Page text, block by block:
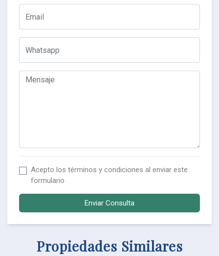
Acepto los términos y condiciones al enviar este
formulario
Enviar Consulta
Propiedades Similares